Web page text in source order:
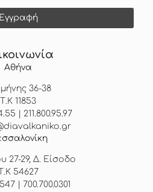
Αθήνα
36-38
Τ.Κ 11853
| 211.800.95.97
27-29, Δ. Είσοδο
Τ.Κ 54627
| 700.700.0301